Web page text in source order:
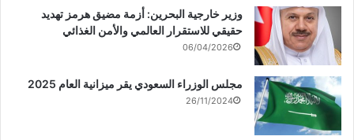
وزير خارجية البحرين: أزمة مضيق هرمز تهديد
حقيقي للاستقرار العالمي والأمن الغذائي
06/04/2026
مجلس الوزراء السعودي يقر ميزانية العام 2025
26/11/2024